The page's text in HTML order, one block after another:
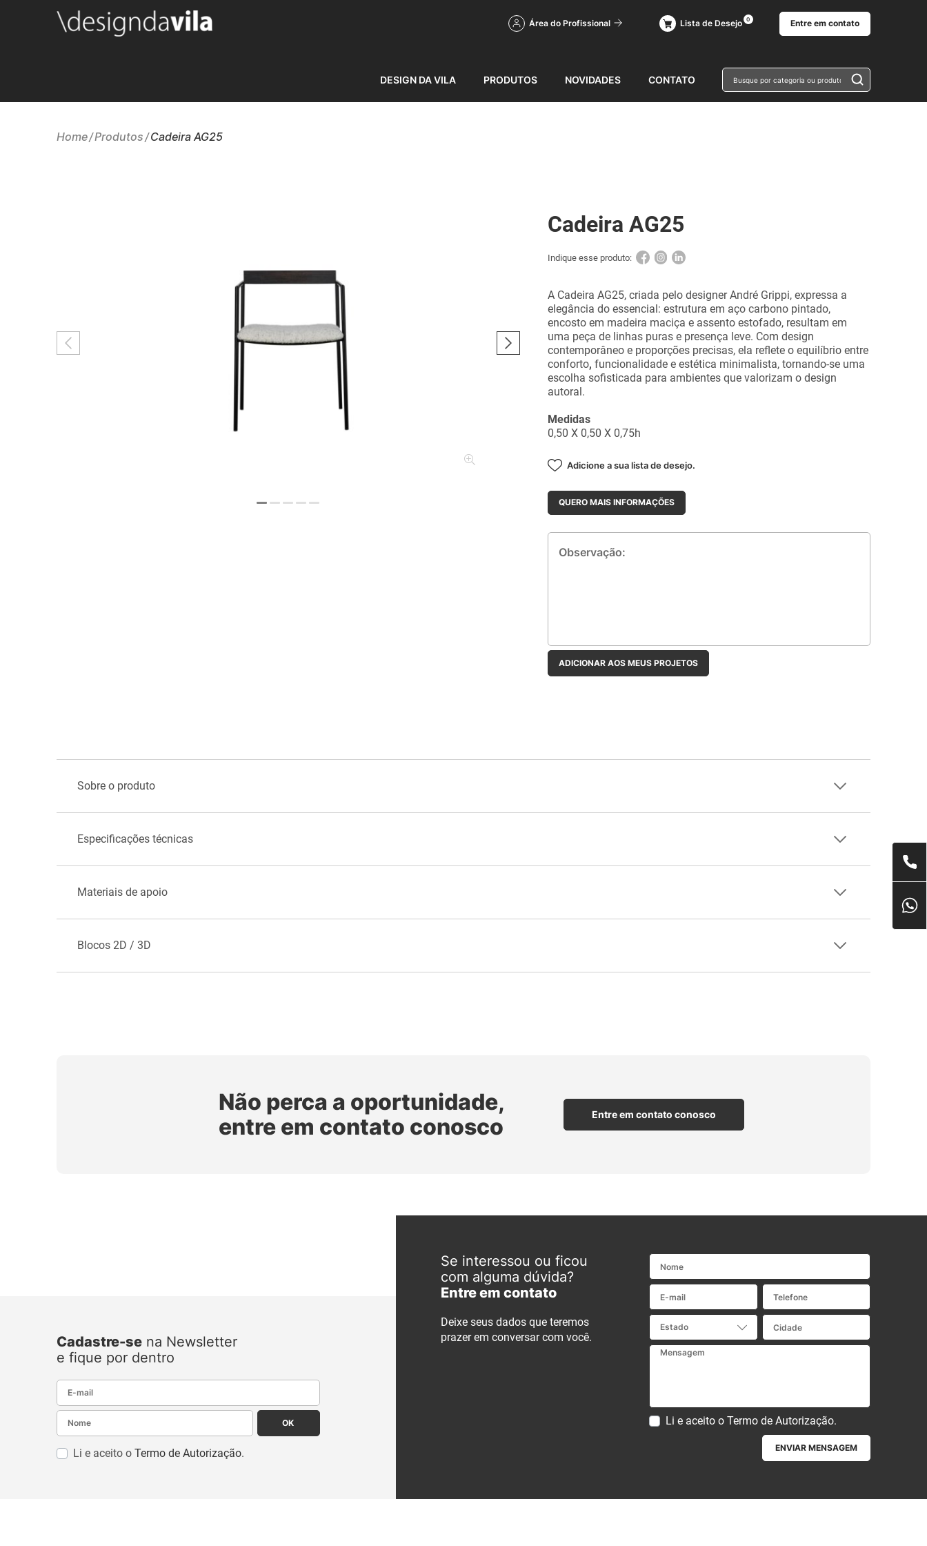
Área do Profissional Lista de Desejo 0 Entre em contato
DESIGN DA VILA PRODUTOS NOVIDADES CONTATO Busque
Home Produtos Cadeira AG25
Cadeira AG25
Indique esse produto:
A Cadeira AG25, criada pelo designer André Grippi, expressa a
elegância do essencial: estrutura em aço carbono pintado,
encosto em madeira maciça e assento estofado, resultam em
uma peça de linhas puras e presença leve. Com design
contemporâneo e proporções precisas, ela reflete o equilíbrio entre
conforto, funcionalidade e estética minimalista, tornando-se uma
escolha sofisticada para ambientes que valorizam o design
autoral.
Medidas
0,50 X 0,50 X 0,75h
Adicione a sua lista de desejo.
QUERO MAIS INFORMAÇÕES
Observação:
ADICIONAR AOS MEUS PROJETOS
Sobre o produto
Especificações técnicas
Materiais de apoio
Blocos 2D / 3D
Não perca a oportunidade,
entre em contato conosco
Entre em contato conosco
Cadastre-se na Newsletter
e fique por dentro
E-mail
Nome
OK
Li e aceito o Termo de Autorização.
Se interessou ou ficou
com alguma dúvida?
Entre em contato
Deixe seus dados que teremos
prazer em conversar com você.
Nome
E-mail Telefone
Estado
Cidade
Mensagem
Li e aceito oTermo de Autorização.
ENVIAR MENSAGEM